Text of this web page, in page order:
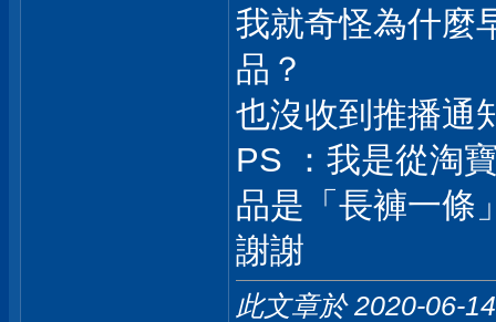
我就奇怪為什麼
品？
也沒收到推播通
PS ：我是從淘
品是「長褲一條
謝謝
此文章於 2020-06-